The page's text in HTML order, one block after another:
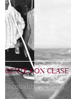
GENTE CON CLASE
Jacqueline Arteaga |